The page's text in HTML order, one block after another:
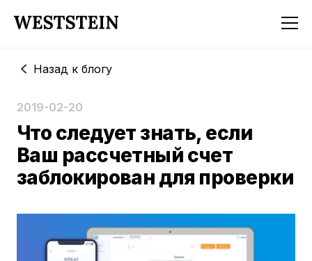
Назад к блогу
2019-02-20
Что следует знать, если
Ваш рассчетный счет
заблокирован для проверки